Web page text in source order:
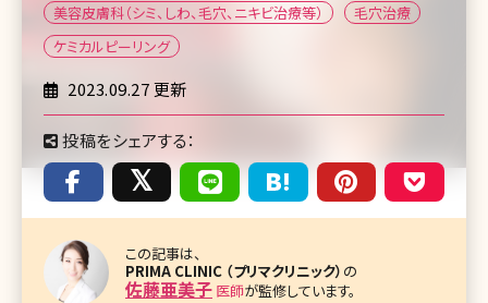
美容皮膚科（シミ、しわ、毛穴、ニキビ治療等）
毛穴治療
ケミカルピーリング
2023.09.27 更新
投稿をシェアする：
この記事は、
PRIMA CLINIC （プリマクリニック） の
佐藤亜美子 医師が監修しています。